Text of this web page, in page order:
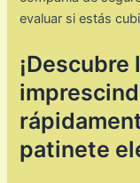
evaluar si estás
¡Descubre
patinete